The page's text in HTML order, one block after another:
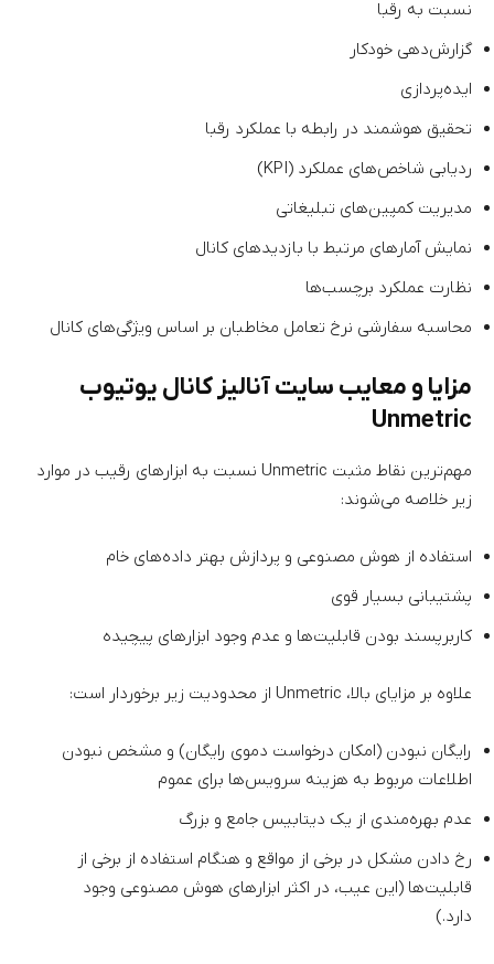
نسبت به رقبا
گزارش‌دهی خودکار
ایده‌پردازی
تحقیق هوشمند در رابطه با عملکرد رقبا
ردیابی شاخص‌های عملکرد (KPI)
مدیریت کمپین‌های تبلیغاتی
نمایش آمارهای مرتبط با بازدیدهای کانال
نظارت عملکرد برچسب‌ها
محاسبه سفارشی نرخ تعامل مخاطبان بر اساس ویژگی‌های کانال
مزایا و معایب سایت آنالیز کانال یوتیوب
Unmetric
مهم‌ترین نقاط مثبت Unmetric نسبت به ابزارهای رقیب در موارد
زیر خلاصه می‌شوند:
استفاده از هوش مصنوعی و پردازش بهتر داده‌های خام
پشتیبانی بسیار قوی
کاربرپسند بودن قابلیت‌ها و عدم وجود ابزارهای پیچیده
علاوه بر مزایای بالا، Unmetric از محدودیت زیر برخوردار است:
رایگان نبودن (امکان درخواست دموی رایگان) و مشخص نبودن
اطلاعات مربوط به هزینه سرویس‌ها برای عموم
عدم بهره‌مندی از یک دیتابیس جامع و بزرگ
رخ دادن مشکل در برخی از مواقع و هنگام استفاده از برخی از
قابلیت‌ها (این عیب، در اکثر ابزارهای هوش مصنوعی وجود
دارد.)